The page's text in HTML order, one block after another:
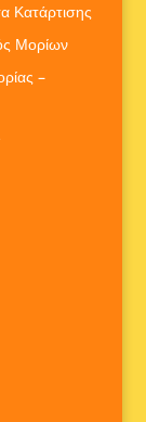
Κατάρτισης
Μορίων
–